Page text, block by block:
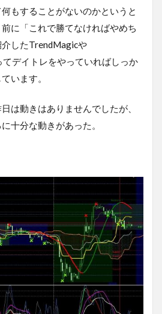
もすることがないのかというと
に「これで勝てなければやめち
したTrendMagicや
デイトレをやっていればしっか
います。
は動きはありませんでしたが、
十分な動きがあった。